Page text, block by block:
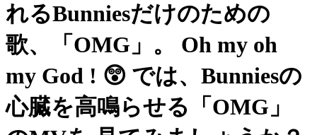
れるBunniesだけのための
歌、「OMG」。 Oh my oh
my God ! 😲 では、Bunniesの
心臓を高鳴らせる「OMG」